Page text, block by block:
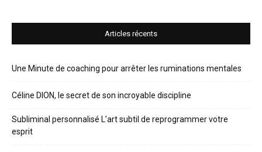
Articles récents
Une Minute de coaching pour arrêter les ruminations mentales
Céline DION, le secret de son incroyable discipline
Subliminal personnalisé L’art subtil de reprogrammer votre
esprit